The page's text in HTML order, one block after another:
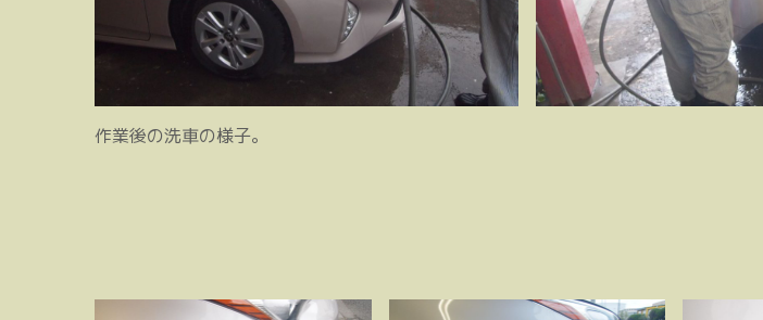
作業後の洗車の様子。